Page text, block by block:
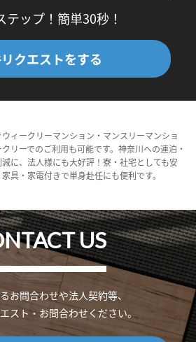
テップ！簡単30秒！
クエストをする
ィークリーマンション・マンスリーマンショ
リーでのご利用も可能です。神奈川への連泊・
に、法人様にも大好評！寮・社宅としても安
具・家電付きで単身赴任にも便利です。
US
お問合わせや法人契約等、
スト・お問合わせください。